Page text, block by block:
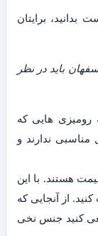
برایتان
باید در نظر
رومیزی هایی که
ندارند و
هستند. با این
از آنجایی که
کنید جنس نخی